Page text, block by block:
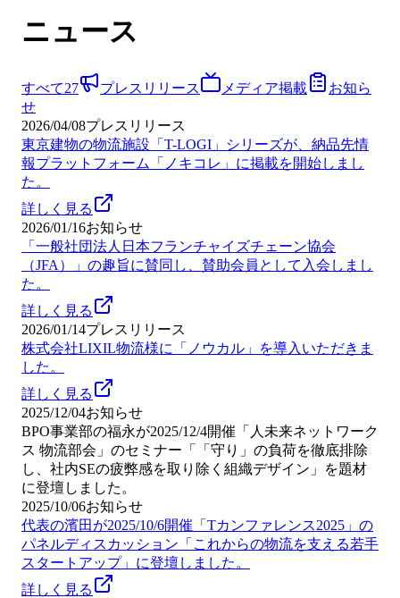
ニュース
すべて27 プレスリリース メディア掲載
お知ら
せ
2026/04/08プレスリリース
東京建物の物流施設「T-LOGI」シリーズが、納品先情
報プラットフォーム「ノキコレ」に掲載を開始しまし
た。
詳しく見る
2026/01/16お知らせ
「一般社団法人日本フランチャイズチェーン協会
（JFA）」の趣旨に賛同し、賛助会員として入会しまし
た。
詳しく見る
2026/01/14プレスリリース
株式会社LIXIL物流様に「ノウカル」を導入いただきま
した。
詳しく見る
2025/12/04お知らせ
BPO事業部の福永が2025/12/4開催「人未来ネットワーク
ス 物流部会」のセミナー「「守り」の負荷を徹底排除
し、社内SEの疲弊感を取り除く組織デザイン」を題材
に登壇しました。
2025/10/06お知らせ
代表の濱田が2025/10/6開催「Tカンファレンス2025」の
パネルディスカッション「これからの物流を支える若手
スタートアップ」に登壇しました。
詳しく見る